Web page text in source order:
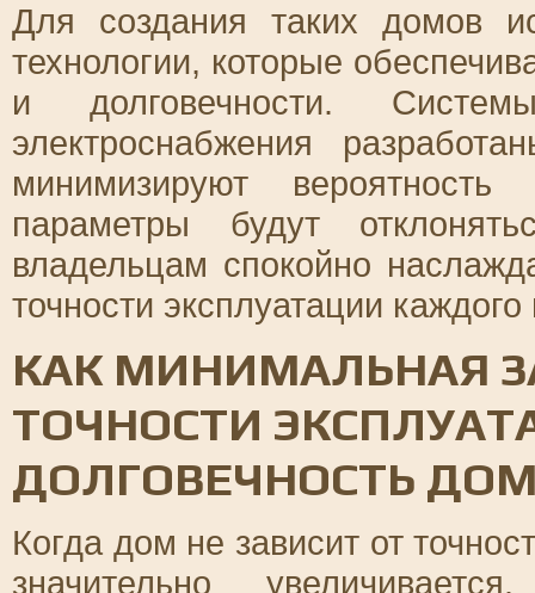
Для создания таких домов
технологии, которые
и долговечности.
электроснабжения
минимизируют
параметры будут
владельцам спокойно
точности эксплуатации
КАК МИНИМАЛЬНАЯ
ТОЧНОСТИ
ДОЛГОВЕЧНОСТЬ
Когда дом не зависит от
значительно